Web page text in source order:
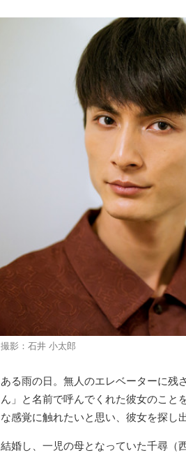
撮影：石井 小太郎
ある雨の日。無人のエレベーターに残
ん」と名前で呼んでくれた彼女のこと
な感覚に触れたいと思い、彼女を探し出
結婚し、一児の母となっていた千尋（